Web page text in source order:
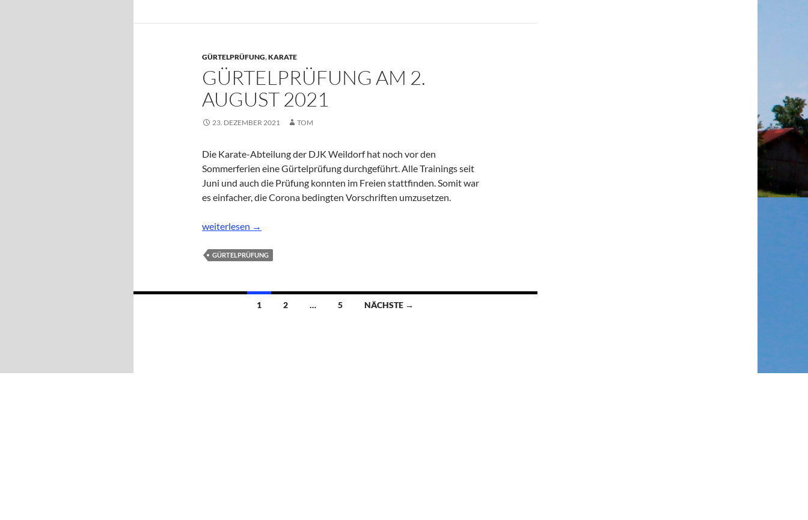
GÜRTELPRÜFUNG,KARATE
GÜRTELPRÜFUNG AM 2.
AUGUST 2021
23. DEZEMBER 2021 TOM
Die Karate-Abteilung der DJK Weildorf hat noch vor den
Sommerferien eine Gürtelprüfung durchgeführt. Alle Trainings seit
Juni und auch die Prüfung konnten im Freien stattfinden. Somit war
es einfacher, die Corona bedingten Vorschriften umzusetzen.
Gürtelprüfung am 2. August 2021
weiterlesen →
GÜRTELPRÜFUNG
Beitragsnavigation
1 2 … 5 NÄCHSTE →